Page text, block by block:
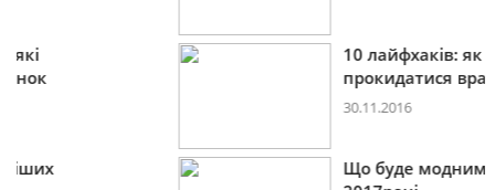
10 лайфхаків: як легко
прокидатися вранці
Що буде модним у